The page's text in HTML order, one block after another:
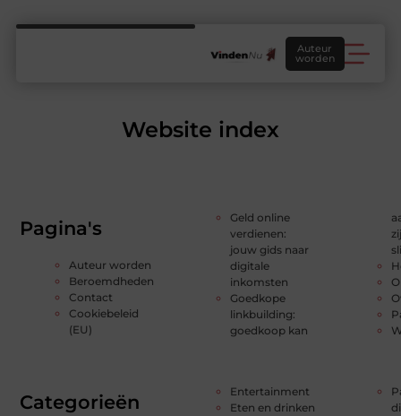
Auteur
worden
Website index
Pagina's
Auteur worden
Beroemdheden
Contact
Cookiebeleid
(EU)
Geld online
verdienen:
jouw gids naar
digitale
inkomsten
Goedkope
linkbuilding:
goedkoop kan
Categorieën
Entertainment
Eten en drinken